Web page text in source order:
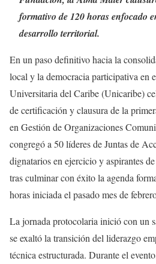
formativo de 120 horas enfocado
desarrollo territorial.
En un paso definitivo hacia la
local y la democracia participativa en
Universitaria del Caribe (Unicaribe)
de certificación y clausura de la
en Gestión de Organizaciones
congregó a 50 líderes de Juntas de
dignatarios en ejercicio y aspirantes
tras culminar con éxito la agenda
horas iniciada el pasado mes de
La jornada protocolaria inició con un
se exaltó la transición del liderazgo
técnica estructurada. Durante el